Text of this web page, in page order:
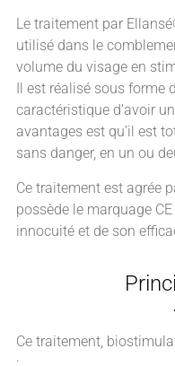
Le traitement par
utilisé dans le
volume du visage en
Il est réalisé sous forme
caractéristique d’avoir
avantages est qu’il est
sans danger, en un ou
Ce traitement est agrée
possède le marquage
innocuité et de son
Ce traitement,